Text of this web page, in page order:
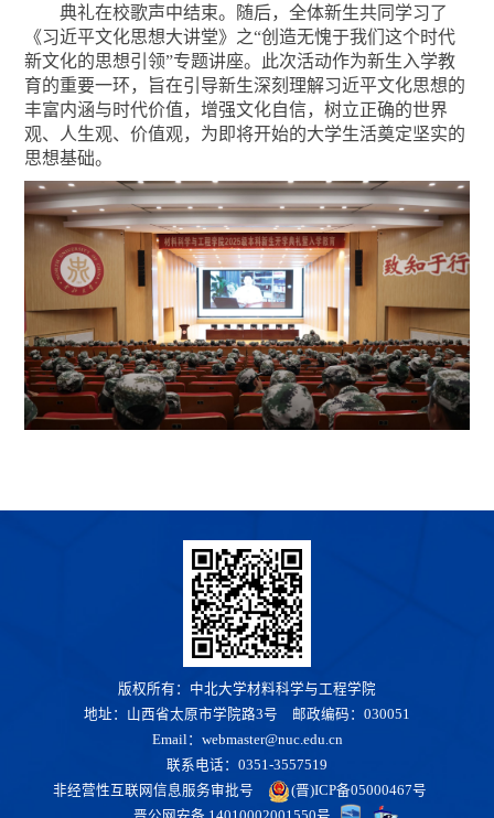
典礼在校歌声中结束。随后，全体新生共同学习了
《习近平文化思想大讲堂》之“创造无愧于我们这个时代
新文化的思想引领”专题讲座。此次活动作为新生入学教
育的重要一环，旨在引导新生深刻理解习近平文化思想的
丰富内涵与时代价值，增强文化自信，树立正确的世界
观、人生观、价值观，为即将开始的大学生活奠定坚实的
思想基础。
版权所有：中北大学材料科学与工程学院
地址：山西省太原市学院路3号 邮政编码：030051
Email：webmaster@nuc.edu.cn
联系电话：0351-3557519
非经营性互联网信息服务审批号
(晋)ICP备05000467号